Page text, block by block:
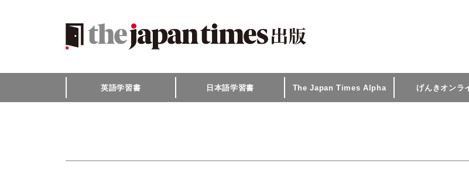
英語学習書 日本語学習書 The Japan Times Alpha げんきオンラ